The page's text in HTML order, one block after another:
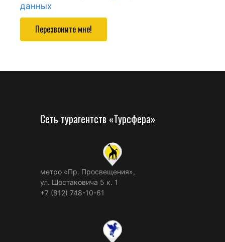
данных
Перезвоните мне!
Сеть турагентств «Турсфера»
метро «Пр. Просвещения»,
ул. Шостаковича 5 к. 1
+7 (812) 748-10-61